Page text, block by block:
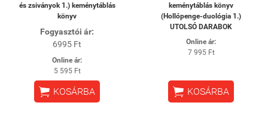
és zsiványok 1.) keménytáblás
könyv
Fogyasztói ár:
6995 Ft
Online ár:
5 595 Ft
 KOSÁRBA
keménytáblás könyv
(Hollópenge-duológia 1.)
UTOLSÓ DARABOK
Online ár:
7 995 Ft
 KOSÁRBA